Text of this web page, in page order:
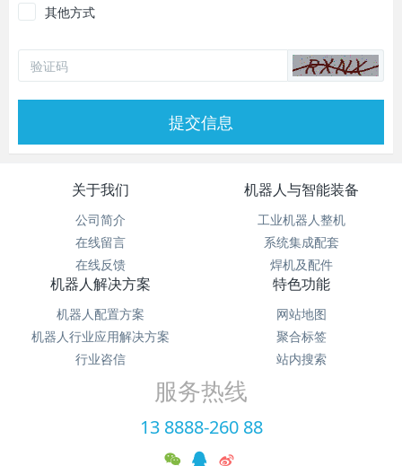
其他方式
提交信息
关于我们
公司简介
在线留言
在线反馈
机器人与智能装备
工业机器人整机
系统集成配套
焊机及配件
机器人解决方案
机器人配置方案
机器人行业应用解决方案
行业咨信
特色功能
网站地图
聚合标签
站内搜索
服务热线
13 8888-260 88